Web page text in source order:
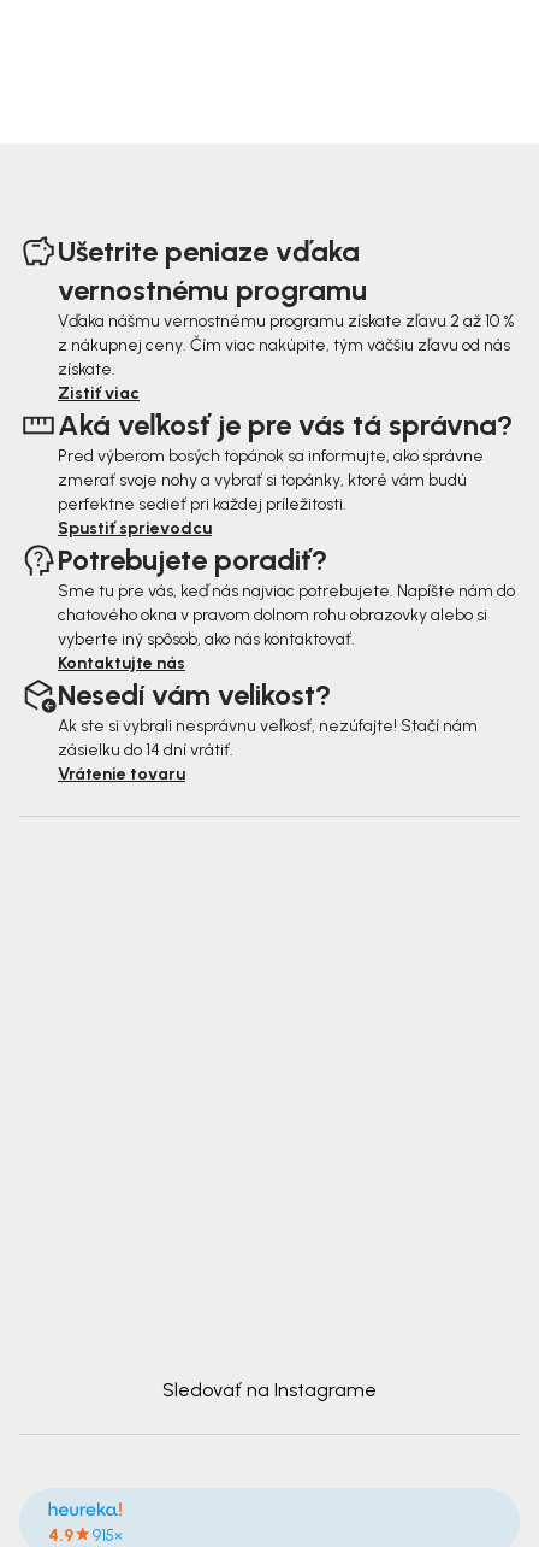
Ušetrite peniaze vďaka
vernostnému programu
Vďaka nášmu vernostnému programu získate zľavu 2 až 10 %
z nákupnej ceny. Čím viac nakúpite, tým väčšiu zľavu od nás
získate.
Zistiť viac
Aká veľkosť je pre vás tá správna?
Pred výberom bosých topánok sa informujte, ako správne
zmerať svoje nohy a vybrať si topánky, ktoré vám budú
perfektne sedieť pri každej príležitosti.
Spustiť sprievodcu
Potrebujete poradiť?
Sme tu pre vás, keď nás najviac potrebujete. Napíšte nám do
chatového okna v pravom dolnom rohu obrazovky alebo si
vyberte iný spôsob, ako nás kontaktovať.
Kontaktujte nás
Nesedí vám velikost?
Ak ste si vybrali nesprávnu veľkosť, nezúfajte! Stačí nám
zásielku do 14 dní vrátiť.
Vrátenie tovaru
Sledovať na Instagrame
4.9 915×